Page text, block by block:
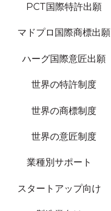
PCT国際特許出願
マドプロ国際商標出願
ハーグ国際意匠出願
世界の特許制度
世界の商標制度
世界の意匠制度
業種別サポート
スタートアップ向け